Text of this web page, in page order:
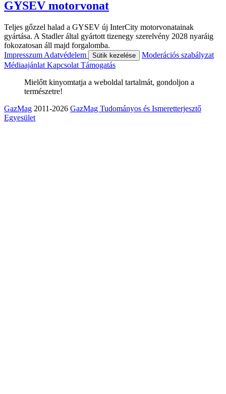
GYSEV motorvonat
Teljes gőzzel halad a GYSEV új InterCity motorvonatainak
gyártása. A Stadler által gyártott tizenegy szerelvény 2028 nyaráig
fokozatosan áll majd forgalomba.
Impresszum Adatvédelem Sütik kezelése
Moderációs szabályzat
Médiaajánlat Kapcsolat Támogatás
Mielőtt kinyomtatja a weboldal tartalmát, gondoljon a
természetre!
GazMag 2011-2026 GazMag Tudományos és Ismeretterjesztő
Egyesület